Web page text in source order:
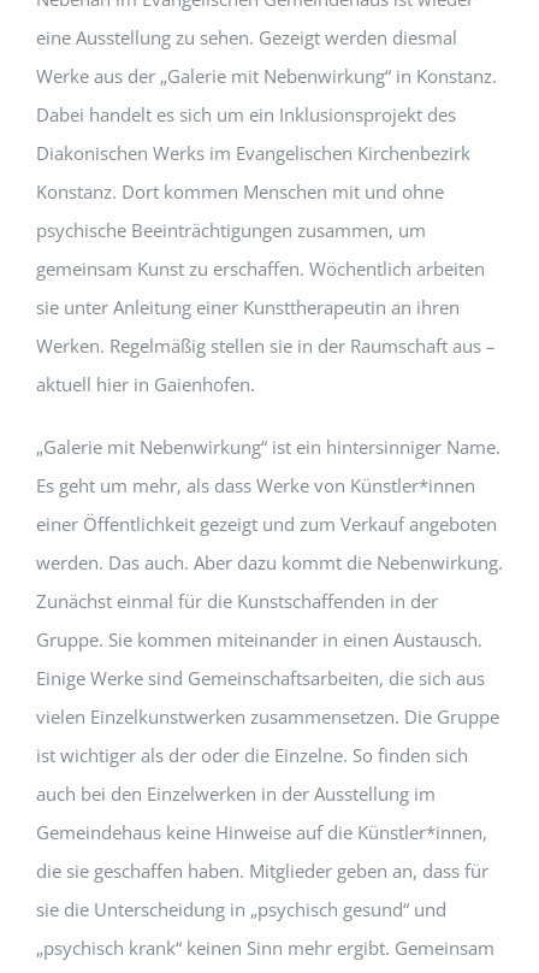
eine Ausstellung zu sehen. Gezeigt werden diesmal
Werke aus der „Galerie mit Nebenwirkung“ in Konstanz.
Dabei handelt es sich um ein Inklusionsprojekt des
Diakonischen Werks im Evangelischen Kirchenbezirk
Konstanz. Dort kommen Menschen mit und ohne
psychische Beeinträchtigungen zusammen, um
gemeinsam Kunst zu erschaffen. Wöchentlich arbeiten
sie unter Anleitung einer Kunsttherapeutin an ihren
Werken. Regelmäßig stellen sie in der Raumschaft aus –
aktuell hier in Gaienhofen.
„Galerie mit Nebenwirkung“ ist ein hintersinniger Name.
Es geht um mehr, als dass Werke von Künstler*innen
einer Öffentlichkeit gezeigt und zum Verkauf angeboten
werden. Das auch. Aber dazu kommt die Nebenwirkung.
Zunächst einmal für die Kunstschaffenden in der
Gruppe. Sie kommen miteinander in einen Austausch.
Einige Werke sind Gemeinschaftsarbeiten, die sich aus
vielen Einzelkunstwerken zusammensetzen. Die Gruppe
ist wichtiger als der oder die Einzelne. So finden sich
auch bei den Einzelwerken in der Ausstellung im
Gemeindehaus keine Hinweise auf die Künstler*innen,
die sie geschaffen haben. Mitglieder geben an, dass für
sie die Unterscheidung in „psychisch gesund“ und
„psychisch krank“ keinen Sinn mehr ergibt. Gemeinsam